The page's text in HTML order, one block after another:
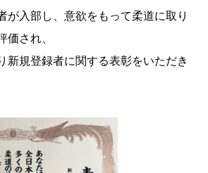
が入部し、意欲をもって柔道に取り
価され、
新規登録者に関する表彰をいただき